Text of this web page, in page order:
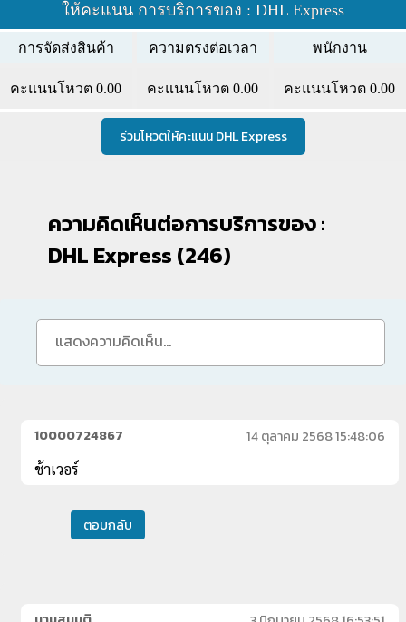
ให้คะแนน การบริการของ : DHL Express
การจัดส่งสินค้า
คะแนนโหวต0.00
ความตรงต่อเวลา
คะแนนโหวต0.00
พนักงาน
คะแนนโหวต0.00
ร่วมโหวตให้คะแนน DHL Express
ความคิดเห็นต่อการบริการของ :
DHL Express (246)
10000724867 14 ตุลาคม 2568 15:48:06
ช้าเวอร์
ตอบกลับ